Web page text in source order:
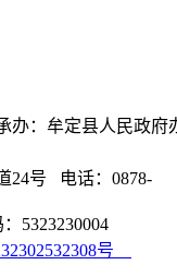
办：牟定县人民政府
24号 电话：0878-
5323230004
号